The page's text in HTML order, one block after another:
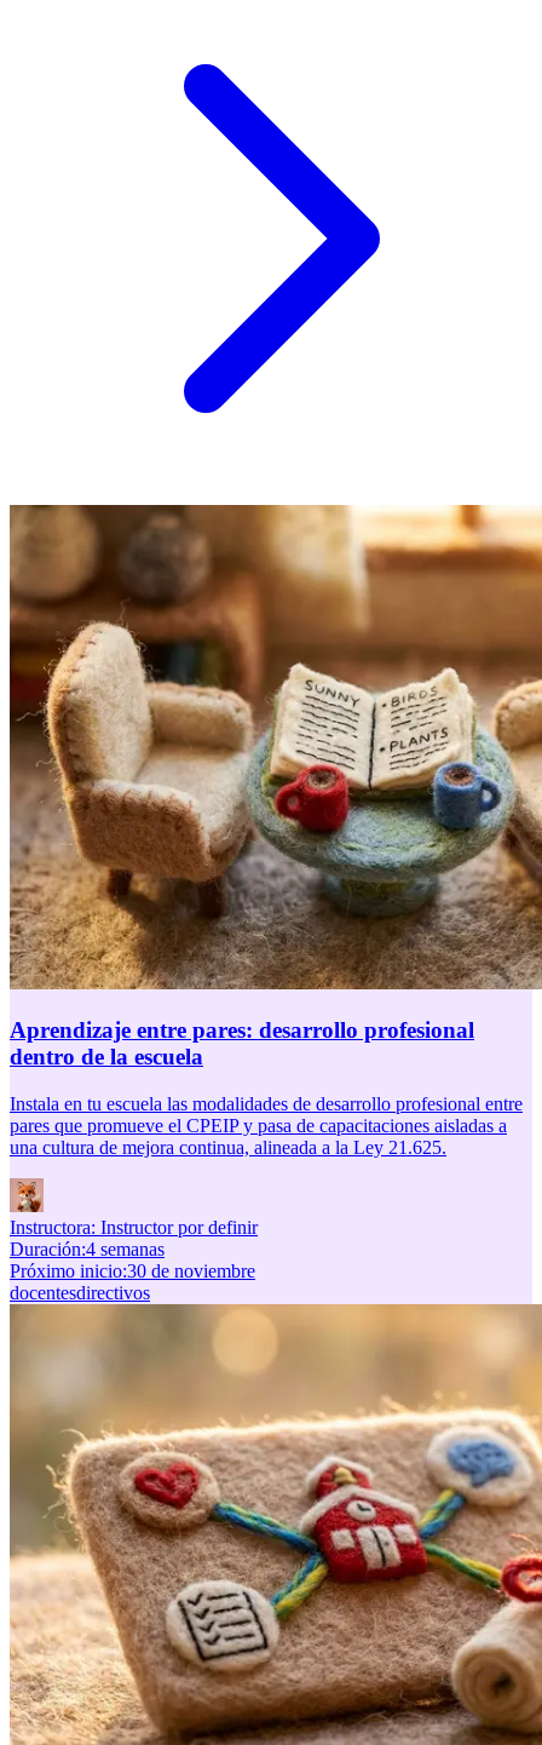
Aprendizaje entre pares: desarrollo profesional
dentro de la escuela
Instala en tu escuela las modalidades de desarrollo profesional entre
pares que promueve el CPEIP y pasa de capacitaciones aisladas a
una cultura de mejora continua, alineada a la Ley 21.625.
Instructora: Instructor por definir
Duración:4 semanas
Próximo inicio:30 de noviembre
docentesdirectivos